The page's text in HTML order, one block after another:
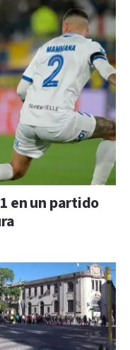
en un partido